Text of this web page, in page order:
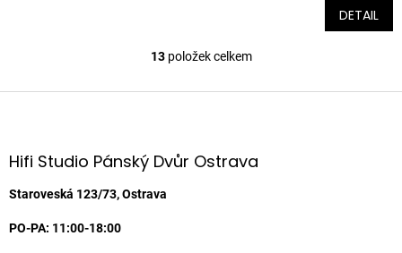
DETAIL
O
l
c
13položek celkem
Z
aHifi Studio Pánský Dvůr Ostrava
Staroveská 123/73, Ostrava
PO-PA: 11:00-18:00